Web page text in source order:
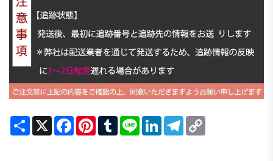
Share X FacebookPinterestTumblrLine LinkedInTelegram